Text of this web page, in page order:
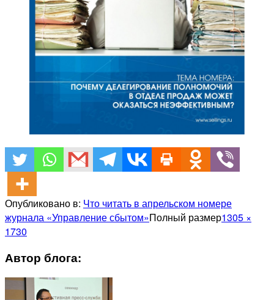
Опубликовано в: Что читать в апрельском номере
журнала «Управление сбытом»Полный размер1305 ×
1730
Автор блога: